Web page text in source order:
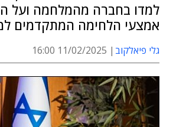
למדו בחברה מהמלחמה ועל
אמצעי הלחימה המתקדמים
גלי פיאלקוב 11/02/2025 16:00